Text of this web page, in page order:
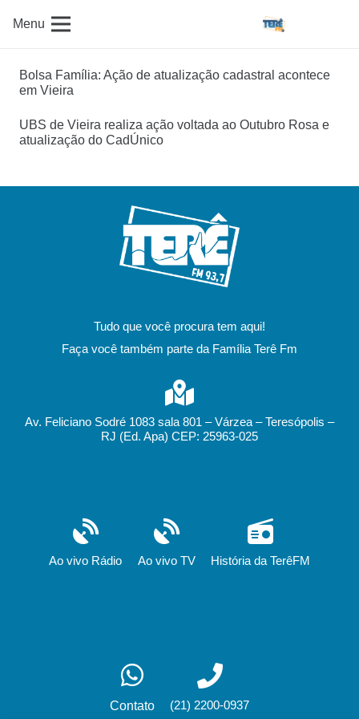
Menu
Bolsa Família: Ação de atualização cadastral acontece
em Vieira
UBS de Vieira realiza ação voltada ao Outubro Rosa e
atualização do CadÚnico
Tudo que você procura tem aqui!
Faça você também parte da Família Terê Fm
Av. Feliciano Sodré 1083 sala 801 – Várzea – Teresópolis –
RJ (Ed. Apa) CEP: 25963-025
Ao vivo Rádio Ao vivo TV História da TerêFM
Contato (21) 2200-0937